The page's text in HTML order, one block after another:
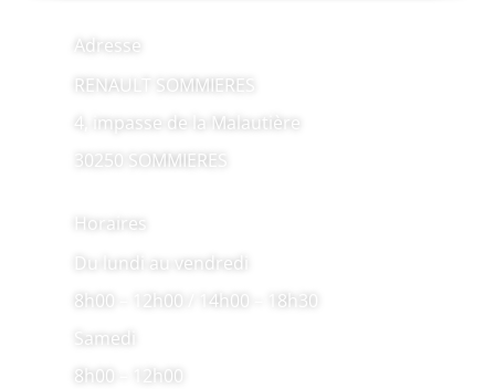
Adresse
RENAULT SOMMIERES
4, impasse de la Malautière
30250 SOMMIERES
Horaires
Du lundi au vendredi
8h00 – 12h00 / 14h00 – 18h30
Samedi
8h00 – 12h00